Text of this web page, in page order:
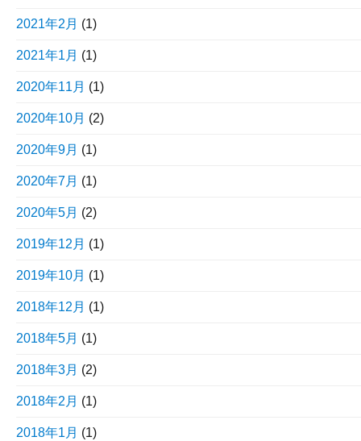
2021年2月 (1)
2021年1月 (1)
2020年11月 (1)
2020年10月 (2)
2020年9月 (1)
2020年7月 (1)
2020年5月 (2)
2019年12月 (1)
2019年10月 (1)
2018年12月 (1)
2018年5月 (1)
2018年3月 (2)
2018年2月 (1)
2018年1月 (1)